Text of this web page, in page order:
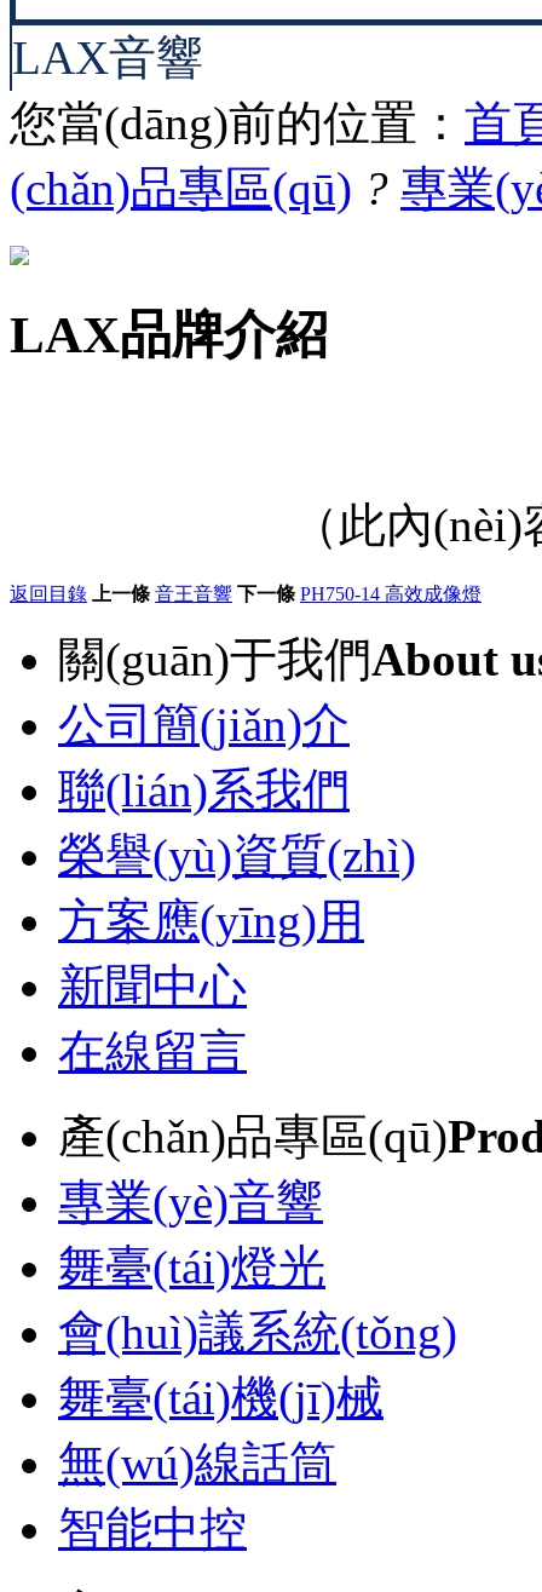
LAX音響
您當(dāng)前的位置： 首
(chǎn)品專區(qū) ? 專業
LAX品牌介紹
（此內
返回目錄 上一條 音王音響 下一條 PH750-14 高效成像燈
關(guān)于我們About
公司簡(jiǎn)介
聯(lián)系我們
榮譽(yù)資質(zhì)
方案應(yīng)用
新聞中心
在線留言
產(chǎn)品專區(qū)
專業(yè)音響
舞臺(tái)燈光
會(huì)議系統(tǒng)
舞臺(tái)機(jī)械
無(wú)線話筒
智能中控